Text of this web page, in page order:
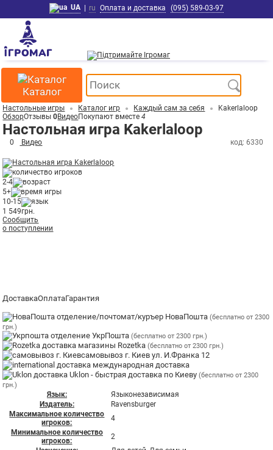
UA | ru Оплата и доставка (095) 589-03-97
Каталог
Настольные игры Каталог игр Каждый сам за себя
Kakerlaloop
ОбзорОтзывы0ВидеоПокупают вместе4
Настольная игра Kakerlaloop
0 Видео код: 6330
2-4
5+
10-15
1 549грн.
Сообщить
о поступлении
ДоставкаОплатаГарантия
отделение/почтомат/куръер НоваПошта(бесплатно от 2300
грн.)
отделение УкрПошта(бесплатно от 2300 грн.)
магазины Rozetka(бесплатно от 2300 грн.)
самовывоз г. Киев ул. И.Франка 12
международная доставка
Uklon - быстрая доставка по Киеву(бесплатно от 2300
грн.)
Язык:
Языконезависимая
Издатель:
Ravensburger
Максимальное количество
игроков:
4
Минимальное количество
игроков:
2